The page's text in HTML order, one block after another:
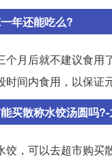
年还能吃么?
个月后就不建议食
间内食用，以保证
买散称水饺汤圆吗
饺，可以去超市购